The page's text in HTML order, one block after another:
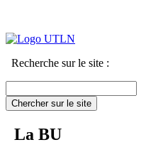
Recherche sur le site :
Chercher sur le site
La BU